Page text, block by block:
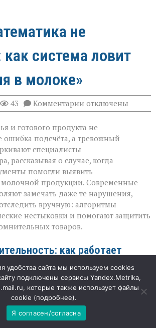
не
как система ловит
в молоке»
43 Комментарии к
записи
математика
не
система
ловит
нарушения
в
молоке»
отключены
и готового продукта не
ошибка подсчёта, а тревожный
специалисты
рассказывая о случае, когда
помогли выявить
молочной продукции. Современные
замечать даже те нарушения,
вручную: алгоритмы
нестыковки и помогают защитить
товаров.
как работает
пришёл электронный надзор:
системы «Меркурий» в связке с
обрабатывают данные о
готовой продукции. В этот раз
удобства сайта мы используем cookies
подключены сервисы Yandex.Metrika,
которые также использует файлы
cookie (подробнее).
Я согласен/согласна